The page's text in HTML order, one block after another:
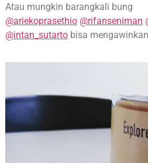
Atau mungkin barangkali bung
@ariekoprasethio @rifanseniman
@intan_sutarto bisa